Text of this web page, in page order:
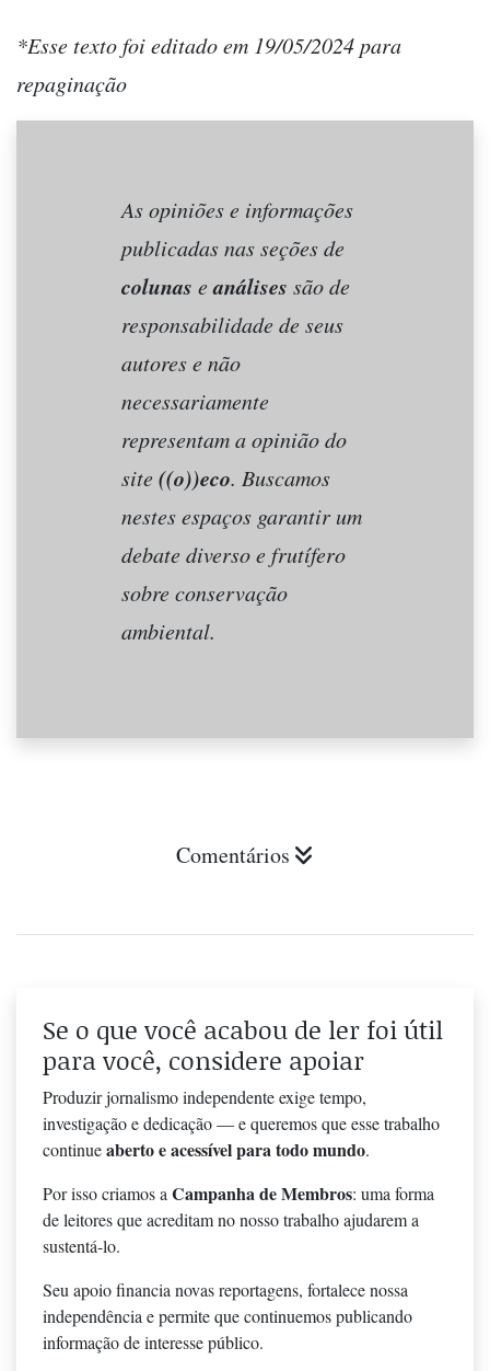
*Esse texto foi editado em 19/05/2024 para
repaginação
As opiniões e informações
publicadas nas seções de
colunas eanálises são de
responsabilidade de seus
autores e não
necessariamente
representam a opinião do
site((o))eco. Buscamos
nestes espaços garantir um
debate diverso e frutífero
sobre conservação
ambiental.
Comentários
Se o que você acabou de ler foi útil
para você, considere apoiar
Produzir jornalismo independente exige tempo,
investigação e dedicação — e queremos que esse trabalho
continueaberto e acessível para todo mundo.
Por isso criamos a Campanha de Membros: uma forma
de leitores que acreditam no nosso trabalho ajudarem a
sustentá-lo.
Seu apoio financia novas reportagens, fortalece nossa
independência e permite que continuemos publicando
informação de interesse público.